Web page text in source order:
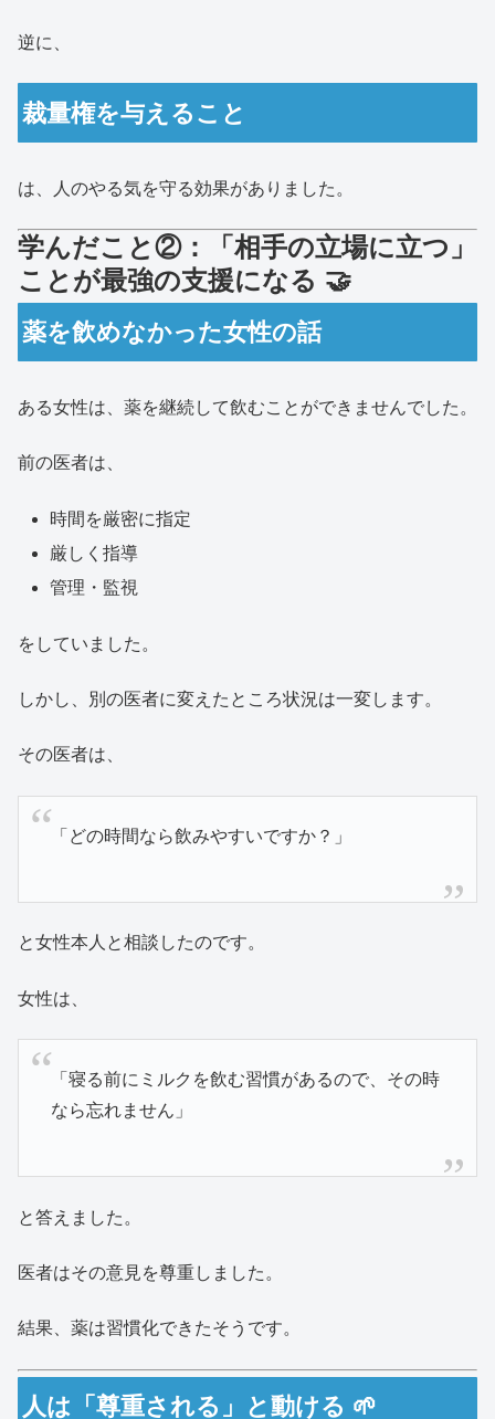
逆に、
裁量権を与えること
は、人のやる気を守る効果がありました。
学んだこと②：「相手の立場に立つ」
ことが最強の支援になる 🤝
薬を飲めなかった女性の話
ある女性は、薬を継続して飲むことができませんでした。
前の医者は、
時間を厳密に指定
厳しく指導
管理・監視
をしていました。
しかし、別の医者に変えたところ状況は一変します。
その医者は、
「どの時間なら飲みやすいですか？」
と女性本人と相談したのです。
女性は、
「寝る前にミルクを飲む習慣があるので、その時
なら忘れません」
と答えました。
医者はその意見を尊重しました。
結果、薬は習慣化できたそうです。
人は「尊重される」と動ける 🌱